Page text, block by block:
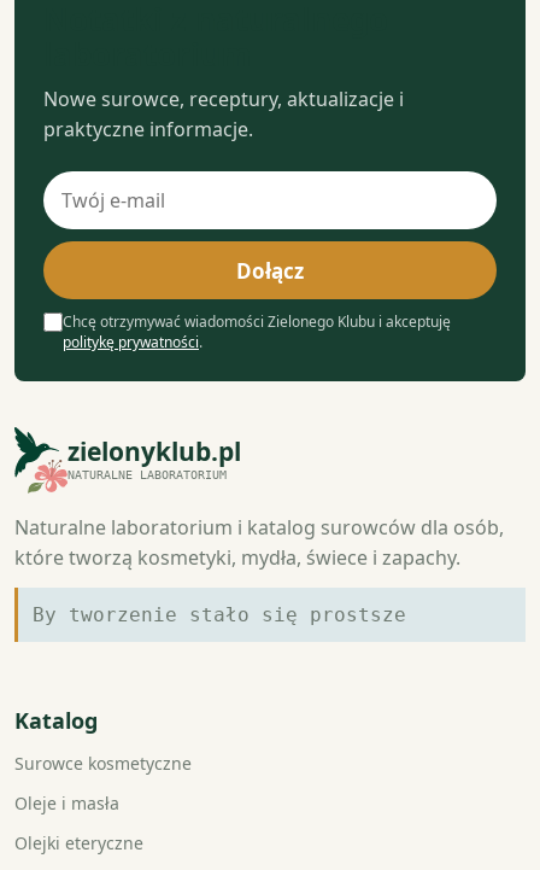
Nowe surowce, receptury, aktualizacje i
praktyczne informacje.
Adres
e-
mail
Dołącz
Chcę otrzymywać wiadomości Zielonego Klubu i akceptuję
politykę prywatności.
zielonyklub.pl
NATURALNE LABORATORIUM
Naturalne laboratorium i katalog surowców dla osób,
które tworzą kosmetyki, mydła, świece i zapachy.
By tworzenie stało się prostsze
Katalog
Surowce kosmetyczne
Oleje i masła
Olejki eteryczne